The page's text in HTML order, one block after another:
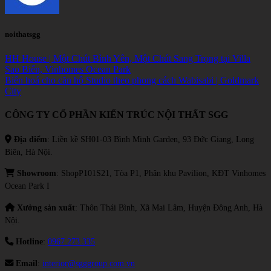
noithatsgg
HH House | Một Chút Bình Yên, Một Chút Sang Trọng tại Villa
Sao Biển, Vinhomes Ocean Park
Biến hoá cho căn hộ Studio theo phong cách Wabisabi | Goldmark
City
CÔNG TY CỔ PHẦN KIẾN TRÚC NỘI THẤT SGG
Địa điểm: Liền kề SH01-03 Bình Minh Garden, 93 Đức Giang, Long
Biên, Hà Nội.
Showroom: ShopP101S21, Tòa P1, Phân khu Pavilion, KĐT Vinhomes
Ocean Park I
Xưởng sản xuất: Thôn Thái Bình, Xã Mai Lâm, Huyện Đông Anh, Hà
Nội.
Hotline: 0967.273.335
Email: interior@sgggroup.com.vn